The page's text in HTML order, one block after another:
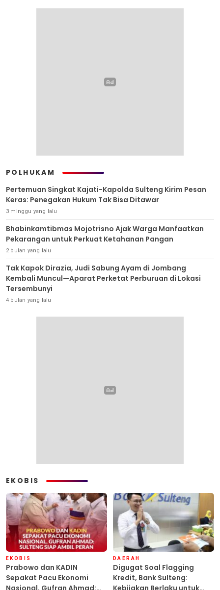
POLHUKAM
Pertemuan Singkat Kajati-Kapolda Sulteng Kirim Pesan
Keras: Penegakan Hukum Tak Bisa Ditawar
3 minggu yang lalu
Bhabinkamtibmas Mojotrisno Ajak Warga Manfaatkan
Pekarangan untuk Perkuat Ketahanan Pangan
2 bulan yang lalu
Tak Kapok Dirazia, Judi Sabung Ayam di Jombang
Kembali Muncul—Aparat Perketat Perburuan di Lokasi
Tersembunyi
4 bulan yang lalu
EKOBIS
EKOBIS
Prabowo dan KADIN
Sepakat Pacu Ekonomi
Nasional, Gufran Ahmad:
DAERAH
Digugat Soal Flagging
Kredit, Bank Sulteng:
Kebijakan Berlaku untuk